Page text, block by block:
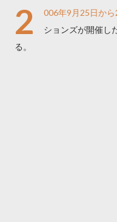
2
006年9月25日か
ションズが開催し
る。